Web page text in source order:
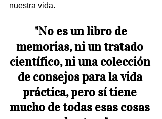
nuestra vida.
memorias, ni un tratado
científico, ni una colección
de consejos para la vida
práctica, pero sí tiene
mucho de todas esas cosas